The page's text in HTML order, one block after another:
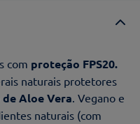
com proteção FPS20.
naturais protetores
Aloe Vera. Vegano e
naturais (com